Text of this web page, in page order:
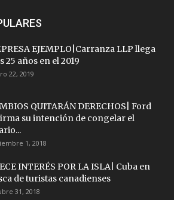
EJEMPLO|Carranza LLP llega
25 años en el 2019
22, 2019
QUITARÁN DERECHOS| Ford
su intención de congelar el
1, 2018
INTERÉS POR LA ISLA| Cuba en
de turistas canadienses
31, 2018